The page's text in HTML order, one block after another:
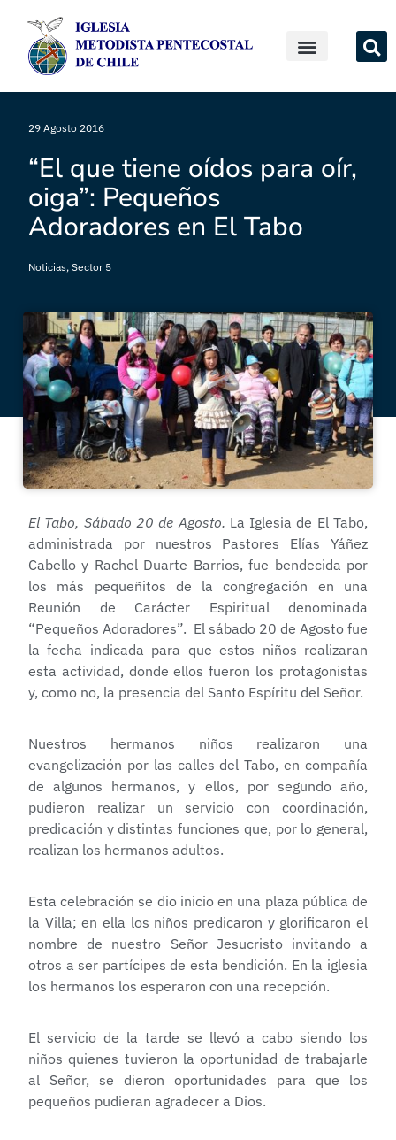
29 Agosto 2016
“El que tiene oídos para oír,
oiga”: Pequeños
Adoradores en El Tabo
Noticias, Sector 5
El Tabo, Sábado 20 de Agosto. La Iglesia de El Tabo,
administrada por nuestros Pastores Elías Yáñez
Cabello y Rachel Duarte Barrios, fue bendecida por
los más pequeñitos de la congregación en una
Reunión de Carácter Espiritual denominada
“Pequeños Adoradores”. El sábado 20 de Agosto fue
la fecha indicada para que estos niños realizaran
esta actividad, donde ellos fueron los protagonistas
y, como no, la presencia del Santo Espíritu del Señor.
Nuestros hermanos niños realizaron una
evangelización por las calles del Tabo, en compañía
de algunos hermanos, y ellos, por segundo año,
pudieron realizar un servicio con coordinación,
predicación y distintas funciones que, por lo general,
realizan los hermanos adultos.
Esta celebración se dio inicio en una plaza pública de
la Villa; en ella los niños predicaron y glorificaron el
nombre de nuestro Señor Jesucristo invitando a
otros a ser partícipes de esta bendición. En la iglesia
los hermanos los esperaron con una recepción.
El servicio de la tarde se llevó a cabo siendo los
niños quienes tuvieron la oportunidad de trabajarle
al Señor, se dieron oportunidades para que los
pequeños pudieran agradecer a Dios.